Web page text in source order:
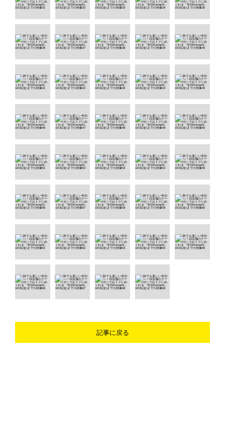
記事に戻る